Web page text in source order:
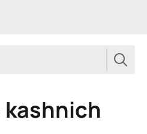
kashnich